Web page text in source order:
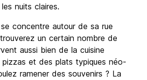
nuits claires.
concentre autour de sa rue
un certain nombre de
aussi bien de la cuisine
pizzas et des plats typiques néo-
ramener des souvenirs ? La